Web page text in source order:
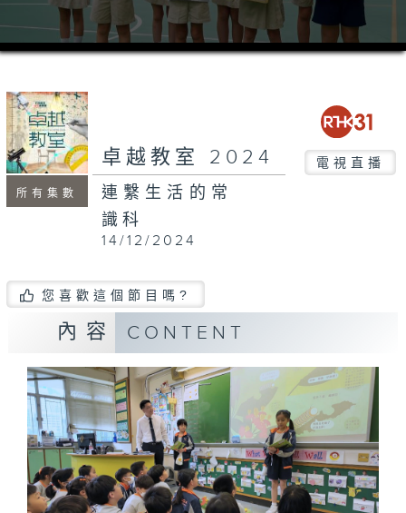
0
seconds
seconds
所有集數
卓越教室 2024 電視直播
連繫生活的常
識科
14/12/2024
您喜歡這個節目嗎?
內容 CONTENT